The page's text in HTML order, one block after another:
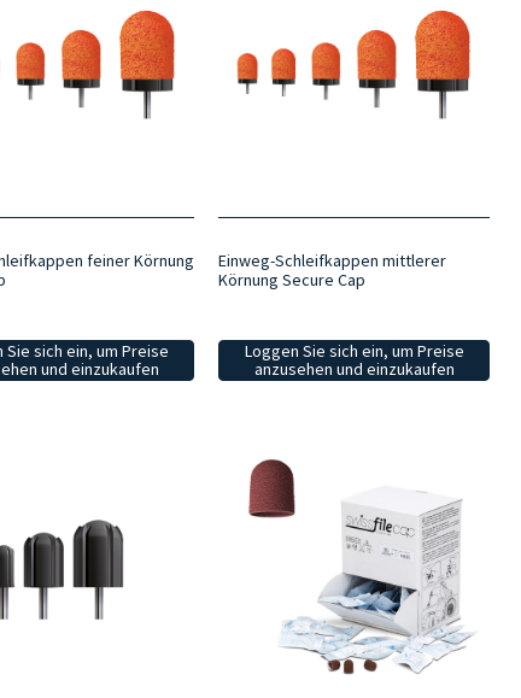
feiner Körnung
Sie sich ein, um Preise
und einzukaufen
Einweg-Schleifkappen mittlerer
Körnung Secure Cap
Loggen Sie sich ein, um Preise
anzusehen und einzukaufen